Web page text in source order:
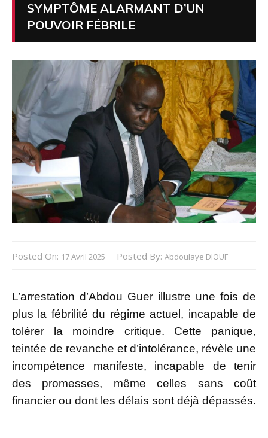
SYMPTÔME ALARMANT D’UN
POUVOIR FÉBRILE
Posted On: 17 Avril 2025 Posted By: Abdoulaye DIOUF
L’arrestation d’Abdou Guer illustre une fois de
plus la fébrilité du régime actuel, incapable de
tolérer la moindre critique. Cette panique,
teintée de revanche et d’intolérance, révèle une
incompétence manifeste, incapable de tenir
des promesses, même celles sans coût
financier ou dont les délais sont déjà dépassés.